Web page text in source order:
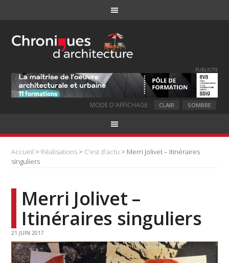
PUBLICITE
MODE D'AFFICHAGE : CLAIR SOMBRE
Accueil > Réalisations > C'est d'actu > Merri Jolivet – Itinéraires
singuliers
Merri Jolivet –
Itinéraires singuliers
21 JUIN 2017